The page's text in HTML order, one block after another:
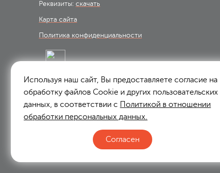
Реквизиты: скачать
Карта сайта
Политика конфиденциальности
Подписаться на рассылку:
Подписаться
Я согласен на
обработку персональных данных
Используя наш сайт, Вы предоставляете согласие на
обработку файлов Сookie и других пользовательских
данных, в соответствии с Политикой в отношении
обработки персональных данных.
Согласен